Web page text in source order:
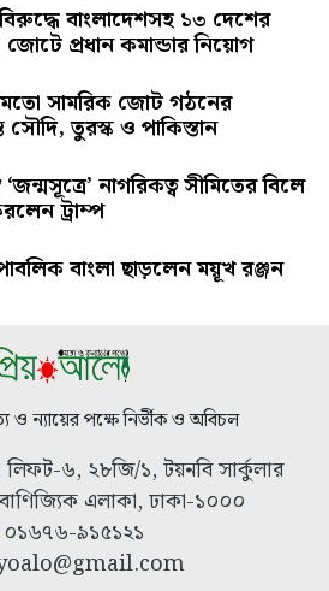
বাংলাদেশসহ ১৩ দেশের
জোটে প্রধান কমান্ডার নিয়োগ
মতো সামরিক জোট গঠনের
সৌদি, তুরস্ক ও পাকিস্তান
‘জন্মসূত্রে’ নাগরিকত্ব সীমিতের বিলে
ট্রাম্প
বাংলা ছাড়লেন ময়ূখ রঞ্জন
ন্যায়ের পক্ষে নির্ভীক ও অবিচল
৬, ২৮জি/১, টয়নবি সার্কুলার
এলাকা, ঢাকা-১০০০
০১৬৭৬-৯১৫১২১